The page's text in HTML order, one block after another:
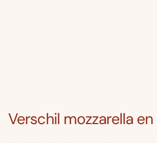
Verschil mozzarella